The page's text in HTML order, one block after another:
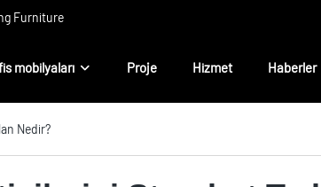
Furniture
mobilyaları Proje Hizmet Haberler
Nedir?